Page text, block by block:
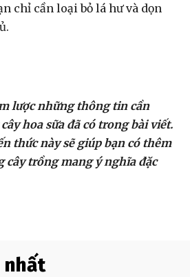
chỉ cần loại bỏ lá hư và dọn
lược những thông tin cần
hoa sữa đã có trong bài viết.
thức này sẽ giúp bạn có thêm
cây trồng mang ý nghĩa đặc
nhất